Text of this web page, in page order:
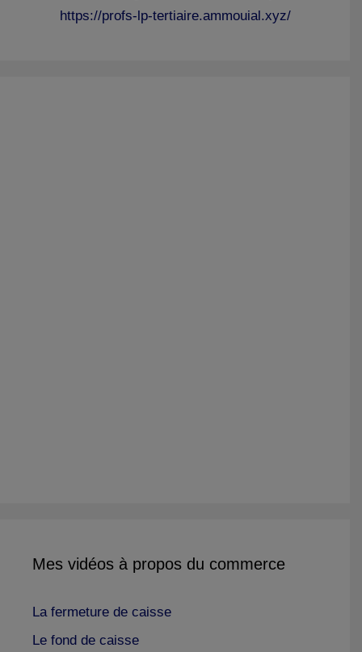
https://profs-lp-tertiaire.ammouial.xyz/
Mes vidéos à propos du commerce
La fermeture de caisse
Le fond de caisse